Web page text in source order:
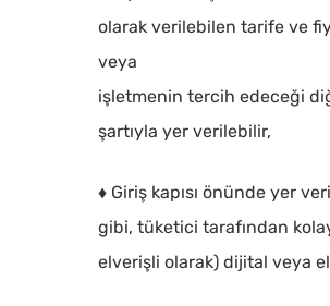
olarak verilebilen tarife ve
veya
işletmenin tercih edeceği
şartıyla yer verilebilir,
♦ Giriş kapısı önünde yer
gibi, tüketici tarafından
elverişli olarak) dijital veya